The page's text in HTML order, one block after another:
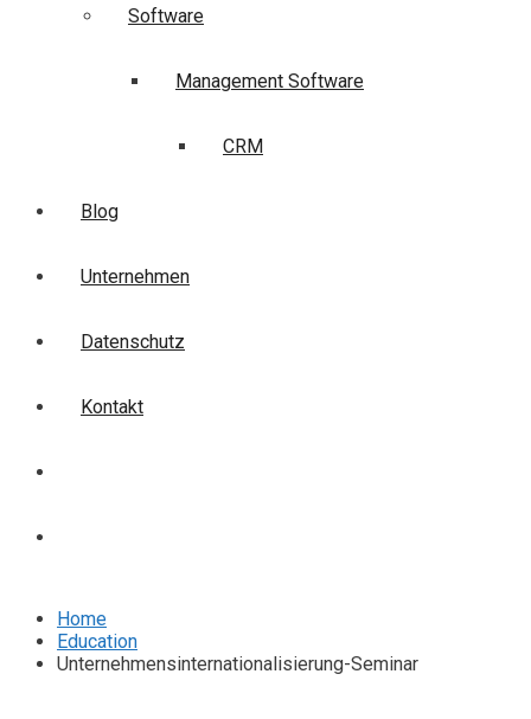
Software
Management Software
CRM
Blog
Unternehmen
Datenschutz
Kontakt
Home
Education
Unternehmensinternationalisierung-Seminar